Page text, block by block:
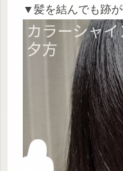
▼髪を結んでも跡